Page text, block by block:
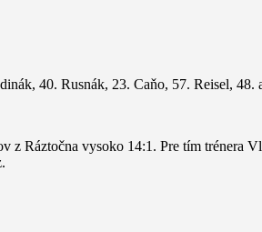
40. Rusnák, 23. Caňo, 57. Reisel, 48.
Ráztočna vysoko 14:1. Pre tím trénera